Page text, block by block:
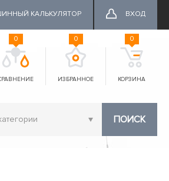
КАЛЬКУЛЯТОР ВХОД
0
ИЗБРАННОЕ
0
КОРЗИНА
0
ПОИСК